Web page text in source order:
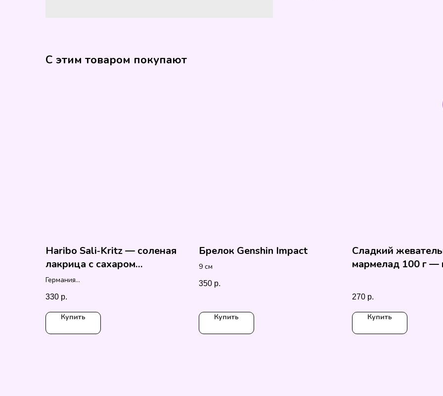
С этим товаром покупают
Haribo Sali‑Kritz — соленая
лакрица с сахаром
конфеты
Германия
330 р.
Купить
Брелок Genshin Impact
9 см
350 р.
Купить
Сладкий
мармелад 100 г
270 р.
Купить